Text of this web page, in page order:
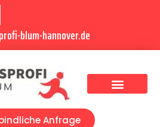
blum-hannover.de
Anfrage